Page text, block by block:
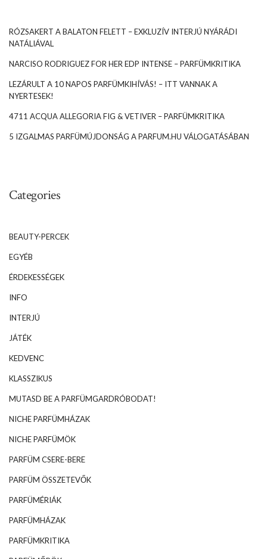
RÓZSAKERT A BALATON FELETT – EXKLUZÍV INTERJÚ NYÁRÁDI
NATÁLIÁVAL
NARCISO RODRIGUEZ FOR HER EDP INTENSE – PARFÜMKRITIKA
LEZÁRULT A 10 NAPOS PARFÜMKIHÍVÁS! – ITT VANNAK A
NYERTESEK!
4711 ACQUA ALLEGORIA FIG & VETIVER – PARFÜMKRITIKA
5 IZGALMAS PARFÜMÚJDONSÁG A PARFUM.HU VÁLOGATÁSÁBAN
Categories
BEAUTY-PERCEK
EGYÉB
ÉRDEKESSÉGEK
INFO
INTERJÚ
JÁTÉK
KEDVENC
KLASSZIKUS
MUTASD BE A PARFÜMGARDRÓBODAT!
NICHE PARFÜMHÁZAK
NICHE PARFÜMÖK
PARFÜM CSERE-BERE
PARFÜM ÖSSZETEVŐK
PARFÜMÉRIÁK
PARFÜMHÁZAK
PARFÜMKRITIKA